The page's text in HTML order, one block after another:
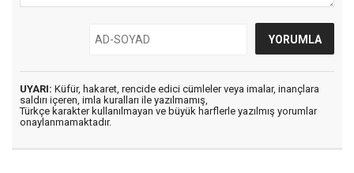
UYARI: Küfür, hakaret, rencide edici cümleler veya imalar, inançlara
saldırı içeren, imla kuralları ile yazılmamış,
Türkçe karakter kullanılmayan ve büyük harflerle yazılmış yorumlar
onaylanmamaktadır.